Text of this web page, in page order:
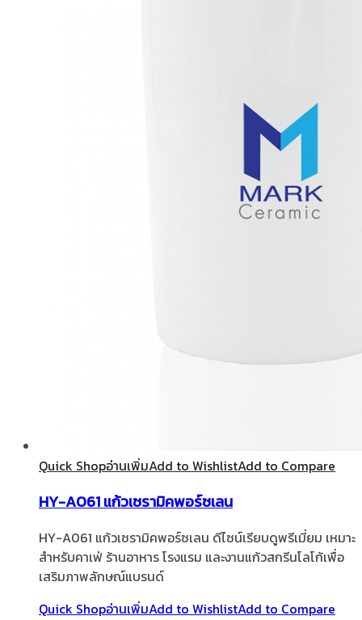
Quick Shopอ่านเพิ่มAdd to WishlistAdd to Compare
HY-A061 แก้วเซรามิคพอร์ซเลน
HY-A061 แก้วเซรามิคพอร์ซเลน ดีไซน์เรียบดูพรีเมี่ยม เหมาะ
สำหรับคาเฟ่ ร้านอาหาร โรงแรม และงานแก้วสกรีนโลโก้เพื่อ
เสริมภาพลักษณ์แบรนด์
Quick Shopอ่านเพิ่มAdd to WishlistAdd to Compare